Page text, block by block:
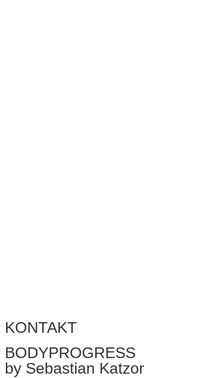
KONTAKT
BODYPROGRESS
by Sebastian Katzor